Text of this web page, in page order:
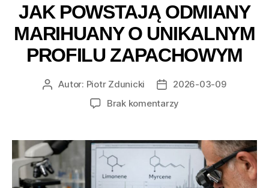
JAK POWSTAJĄ ODMIANY
MARIHUANY O UNIKALNYM
PROFILU ZAPACHOWYM
AutorAutor: Piotr Zdunicki
Data2026-03-09
Brak komentarzy
odmiany
marihuany
o
unikalnym